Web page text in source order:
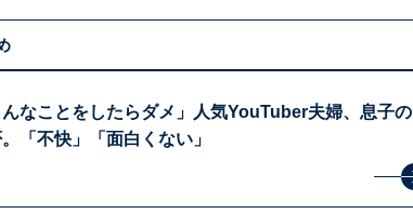
んなことをしたらダメ」人気YouTuber夫婦、息子の
「不快」「面白くない」